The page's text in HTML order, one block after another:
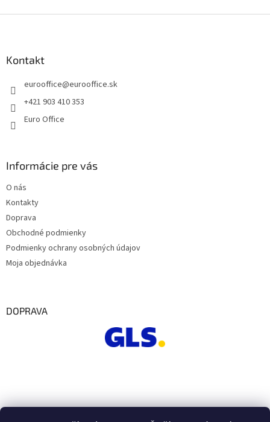
Kontakt
eurooffice@eurooffice.sk
+421 903 410 353
Euro Office
Informácie pre vás
O nás
Kontakty
Doprava
Obchodné podmienky
Podmienky ochrany osobných údajov
Moja objednávka
DOPRAVA